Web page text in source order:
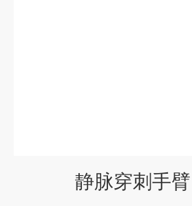
静脉穿刺手臂